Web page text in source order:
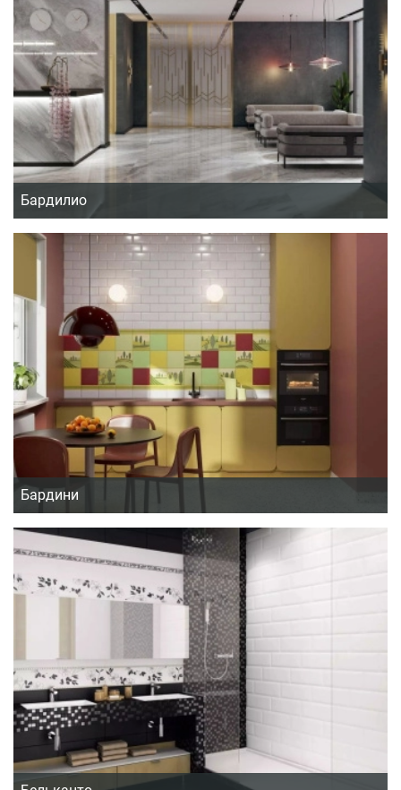
Бардилио
Бардини